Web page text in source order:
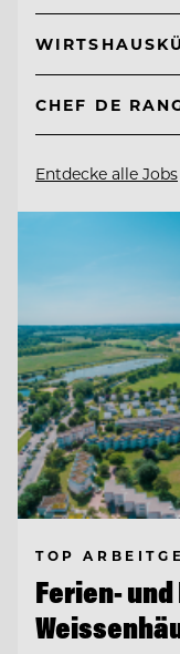
CHEF DE
Entdecke alle Jobs
TOP
Ferien-